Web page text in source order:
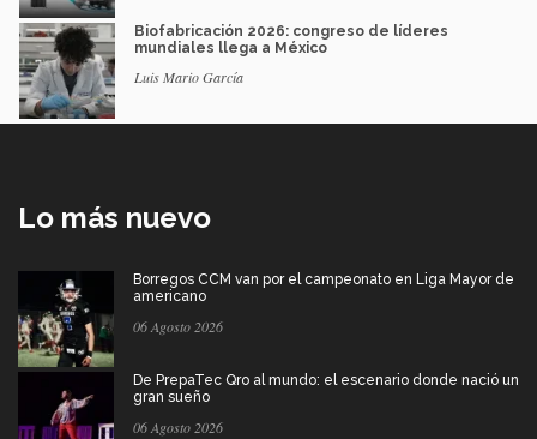
Biofabricación 2026: congreso de líderes
mundiales llega a México
Luis Mario García
Lo más nuevo
Borregos CCM van por el campeonato en Liga Mayor de
americano
06 Agosto 2026
De PrepaTec Qro al mundo: el escenario donde nació un
gran sueño
06 Agosto 2026